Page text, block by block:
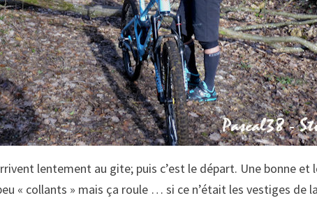
lentement au gite; puis c’est le départ. Une bonne
« collants » mais ça roule … si ce n’était les vestiges de